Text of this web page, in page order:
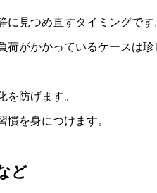
見つめ直すタイミングです
がかかっているケースは珍
防げます。
を身につけます。
ど